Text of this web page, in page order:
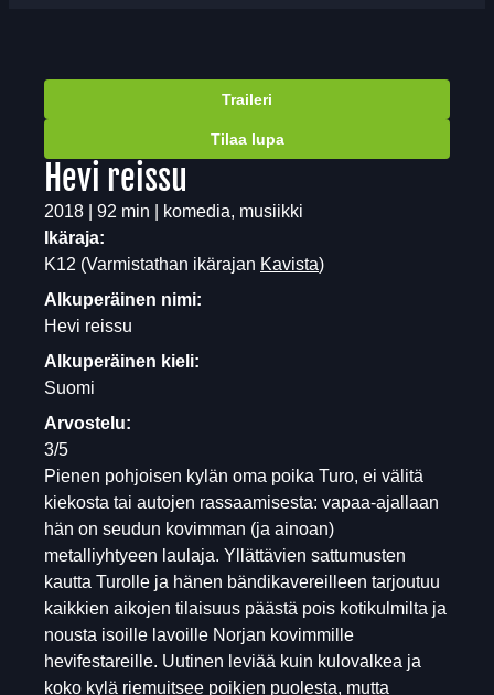
Traileri
Tilaa lupa
Hevi reissu
2018 | 92 min | komedia, musiikki
Ikäraja:
K12 (Varmistathan ikärajan Kavista)
Alkuperäinen nimi:
Hevi reissu
Alkuperäinen kieli:
Suomi
Arvostelu:
3/5
Pienen pohjoisen kylän oma poika Turo, ei välitä
kiekosta tai autojen rassaamisesta: vapaa-ajallaan
hän on seudun kovimman (ja ainoan)
metalliyhtyeen laulaja. Yllättävien sattumusten
kautta Turolle ja hänen bändikavereilleen tarjoutuu
kaikkien aikojen tilaisuus päästä pois kotikulmilta ja
nousta isoille lavoille Norjan kovimmille
hevifestareille. Uutinen leviää kuin kulovalkea ja
koko kylä riemuitsee poikien puolesta, mutta